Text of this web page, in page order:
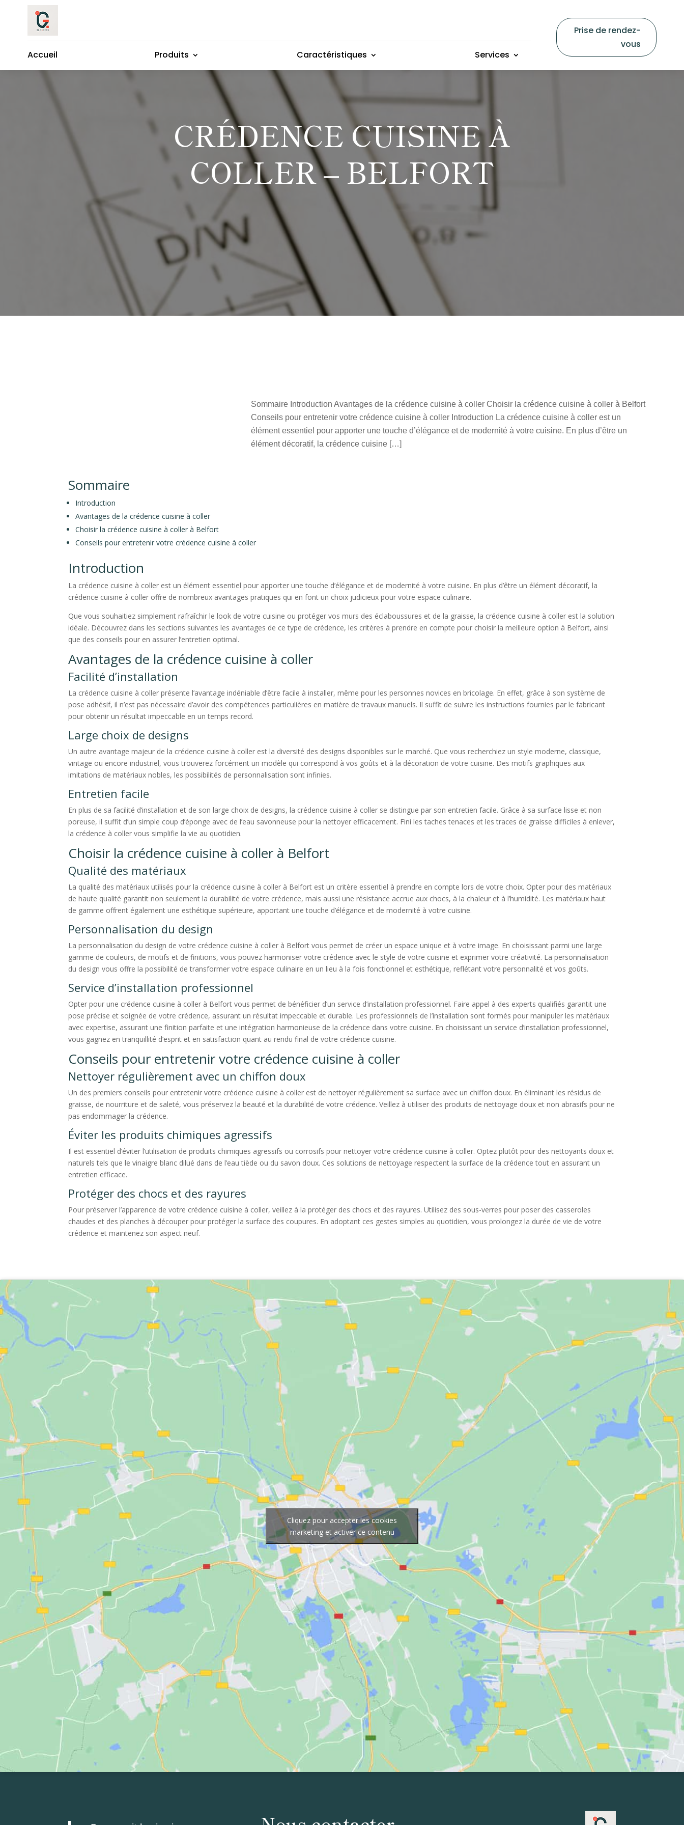
Accueil Produits Caractéristiques Services
Prise de rendez-
vous
CRÉDENCE CUISINE À
COLLER – BELFORT
Sommaire Introduction Avantages de la crédence cuisine à coller Choisir la crédence cuisine à coller à Belfort
Conseils pour entretenir votre crédence cuisine à coller Introduction La crédence cuisine à coller est un
élément essentiel pour apporter une touche d’élégance et de modernité à votre cuisine. En plus d’être un
élément décoratif, la crédence cuisine […]
Sommaire
Introduction
Avantages de la crédence cuisine à coller
Choisir la crédence cuisine à coller à Belfort
Conseils pour entretenir votre crédence cuisine à coller
Introduction
La crédence cuisine à coller est un élément essentiel pour apporter une touche d’élégance et de modernité à votre cuisine. En plus d’être un élément décoratif, la
crédence cuisine à coller offre de nombreux avantages pratiques qui en font un choix judicieux pour votre espace culinaire.
Que vous souhaitiez simplement rafraîchir le look de votre cuisine ou protéger vos murs des éclaboussures et de la graisse, la crédence cuisine à coller est la solution
idéale. Découvrez dans les sections suivantes les avantages de ce type de crédence, les critères à prendre en compte pour choisir la meilleure option à Belfort, ainsi
que des conseils pour en assurer l’entretien optimal.
Avantages de la crédence cuisine à coller
Facilité d’installation
La crédence cuisine à coller présente l’avantage indéniable d’être facile à installer, même pour les personnes novices en bricolage. En effet, grâce à son système de
pose adhésif, il n’est pas nécessaire d’avoir des compétences particulières en matière de travaux manuels. Il suffit de suivre les instructions fournies par le fabricant
pour obtenir un résultat impeccable en un temps record.
Large choix de designs
Un autre avantage majeur de la crédence cuisine à coller est la diversité des designs disponibles sur le marché. Que vous recherchiez un style moderne, classique,
vintage ou encore industriel, vous trouverez forcément un modèle qui correspond à vos goûts et à la décoration de votre cuisine. Des motifs graphiques aux
imitations de matériaux nobles, les possibilités de personnalisation sont infinies.
Entretien facile
En plus de sa facilité d’installation et de son large choix de designs, la crédence cuisine à coller se distingue par son entretien facile. Grâce à sa surface lisse et non
poreuse, il suffit d’un simple coup d’éponge avec de l’eau savonneuse pour la nettoyer efficacement. Fini les taches tenaces et les traces de graisse difficiles à enlever,
la crédence à coller vous simplifie la vie au quotidien.
Choisir la crédence cuisine à coller à Belfort
Qualité des matériaux
La qualité des matériaux utilisés pour la crédence cuisine à coller à Belfort est un critère essentiel à prendre en compte lors de votre choix. Opter pour des matériaux
de haute qualité garantit non seulement la durabilité de votre crédence, mais aussi une résistance accrue aux chocs, à la chaleur et à l’humidité. Les matériaux haut
de gamme offrent également une esthétique supérieure, apportant une touche d’élégance et de modernité à votre cuisine.
Personnalisation du design
La personnalisation du design de votre crédence cuisine à coller à Belfort vous permet de créer un espace unique et à votre image. En choisissant parmi une large
gamme de couleurs, de motifs et de finitions, vous pouvez harmoniser votre crédence avec le style de votre cuisine et exprimer votre créativité. La personnalisation
du design vous offre la possibilité de transformer votre espace culinaire en un lieu à la fois fonctionnel et esthétique, reflétant votre personnalité et vos goûts.
Service d’installation professionnel
Opter pour une crédence cuisine à coller à Belfort vous permet de bénéficier d’un service d’installation professionnel. Faire appel à des experts qualifiés garantit une
pose précise et soignée de votre crédence, assurant un résultat impeccable et durable. Les professionnels de l’installation sont formés pour manipuler les matériaux
avec expertise, assurant une finition parfaite et une intégration harmonieuse de la crédence dans votre cuisine. En choisissant un service d’installation professionnel,
vous gagnez en tranquillité d’esprit et en satisfaction quant au rendu final de votre crédence cuisine.
Conseils pour entretenir votre crédence cuisine à coller
Nettoyer régulièrement avec un chiffon doux
Un des premiers conseils pour entretenir votre crédence cuisine à coller est de nettoyer régulièrement sa surface avec un chiffon doux. En éliminant les résidus de
graisse, de nourriture et de saleté, vous préservez la beauté et la durabilité de votre crédence. Veillez à utiliser des produits de nettoyage doux et non abrasifs pour ne
pas endommager la crédence.
Éviter les produits chimiques agressifs
Il est essentiel d’éviter l’utilisation de produits chimiques agressifs ou corrosifs pour nettoyer votre crédence cuisine à coller. Optez plutôt pour des nettoyants doux et
naturels tels que le vinaigre blanc dilué dans de l’eau tiède ou du savon doux. Ces solutions de nettoyage respectent la surface de la crédence tout en assurant un
entretien efficace.
Protéger des chocs et des rayures
Pour préserver l’apparence de votre crédence cuisine à coller, veillez à la protéger des chocs et des rayures. Utilisez des sous-verres pour poser des casseroles
chaudes et des planches à découper pour protéger la surface des coupures. En adoptant ces gestes simples au quotidien, vous prolongez la durée de vie de votre
crédence et maintenez son aspect neuf.
Cliquez pour accepter les cookies
marketing et activer ce contenu